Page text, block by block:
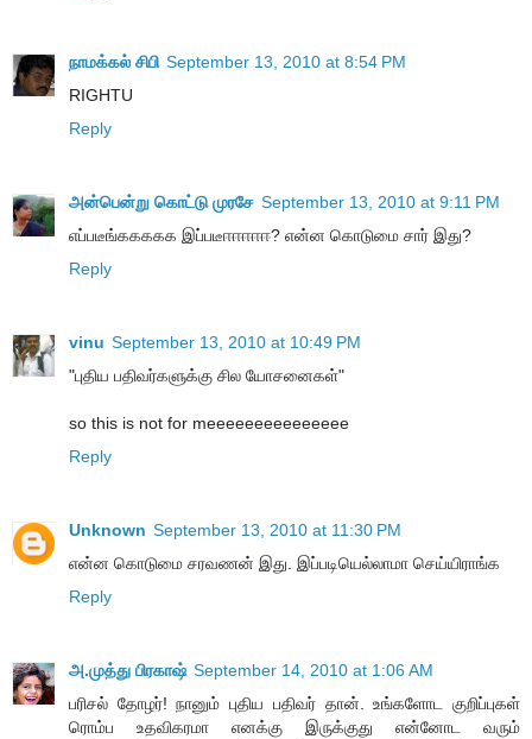
நாமக்கல் சிபி September 13, 2010 at 8:54 PM
RIGHTU
Reply
அன்பென்று கொட்டு முரசே September 13, 2010 at 9:11 PM
எப்படீங்ககககக இப்படீஈஈஈஈஈ? என்ன கொடுமை சார் இது?
Reply
vinu September 13, 2010 at 10:49 PM
"புதிய பதிவர்களுக்கு சில யோசனைகள்"
so this is not for meeeeeeeeeeeeeee
Reply
Unknown September 13, 2010 at 11:30 PM
என்ன கொடுமை சரவணன் இது. இப்படியெல்லாமா செய்யிராங்க
Reply
அ.முத்து பிரகாஷ் September 14, 2010 at 1:06 AM
பரிசல் தோழர்! நானும் புதிய பதிவர் தான். உங்களோட குறிப்புகள்
ரொம்ப உதவிகரமா எனக்கு இருக்குது என்னோட வரும்